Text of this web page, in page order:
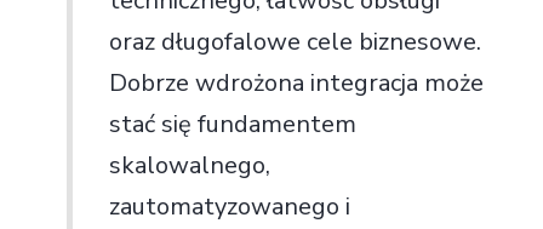
oraz długofalowe cele biznesowe.
Dobrze wdrożona integracja może
stać się fundamentem
skalowalnego,
zautomatyzowanego i